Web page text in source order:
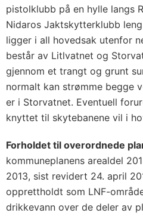
pistolklubb på en hylle langs
Nidaros Jaktskytterklubb
ligger i all hovedsak utenfor
består av Litlvatnet og
gjennom et trangt og grunt
normalt kan strømme begge
er i Storvatnet. Eventuell
knyttet til skytebanene vil i
Forholdet til overordnede
kommuneplanens arealdel
2013, sist revidert 24. april
opprettholdt som LNF-
drikkevann over de deler av